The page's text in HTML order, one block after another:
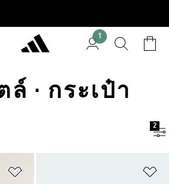
1
· กระเป๋า
2